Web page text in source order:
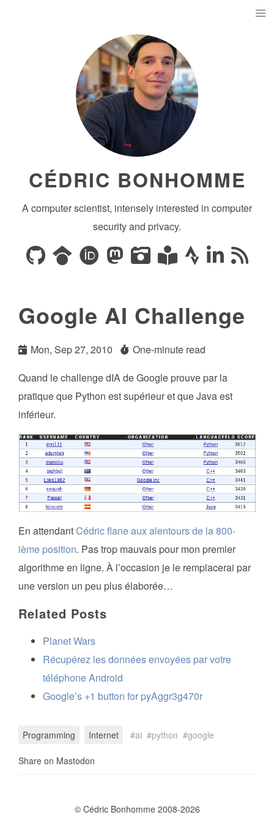
CÉDRIC BONHOMME
A computer scientist, intensely interested in computer
security and privacy.
Google AI Challenge
Mon, Sep 27, 2010
One-minute read
Quand le challenge dIA de Google prouve par la
pratique que Python est supérieur et que Java est
inférieur.
En attendantCédric flane aux alentours de la 800-
ième position. Pas trop mauvais pour mon premier
algorithme en ligne. À l’occasion je le remplacerai par
une version un peu plus élaborée…
Related Posts
Planet Wars
Récupérez les données envoyées par votre
téléphone Android
Google’s +1 button for pyAggr3g470r
Programming Internet ai python google
Share on Mastodon
© Cédric Bonhomme 2008-2026